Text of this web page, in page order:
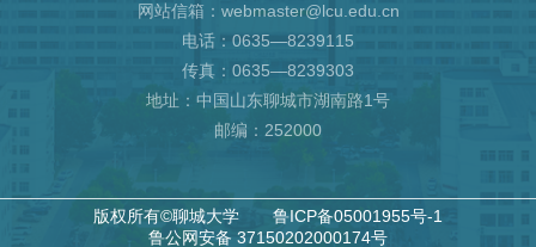
网站信箱：webmaster@lcu.edu.cn
电话：0635—8239115
传真：0635—8239303
地址：中国山东聊城市湖南路1号
邮编：252000
版权所有©聊城大学
鲁ICP备05001955号-1
鲁公网安备 37150202000174号